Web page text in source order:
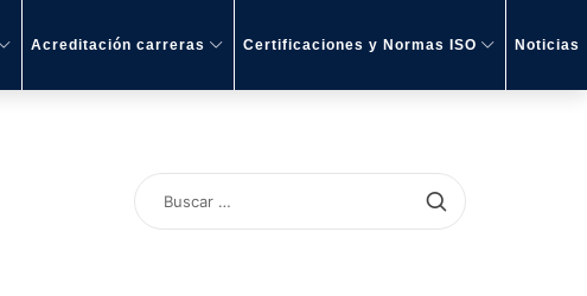
Acreditación carreras Certificaciones y Normas ISO Noticias
BUSCAR
POR: